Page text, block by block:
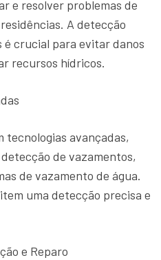
e resolver problemas de
A detecção
é crucial para evitar danos
recursos hídricos.
tecnologias avançadas,
de vazamentos,
de vazamento de água.
uma detecção precisa e
e Reparo